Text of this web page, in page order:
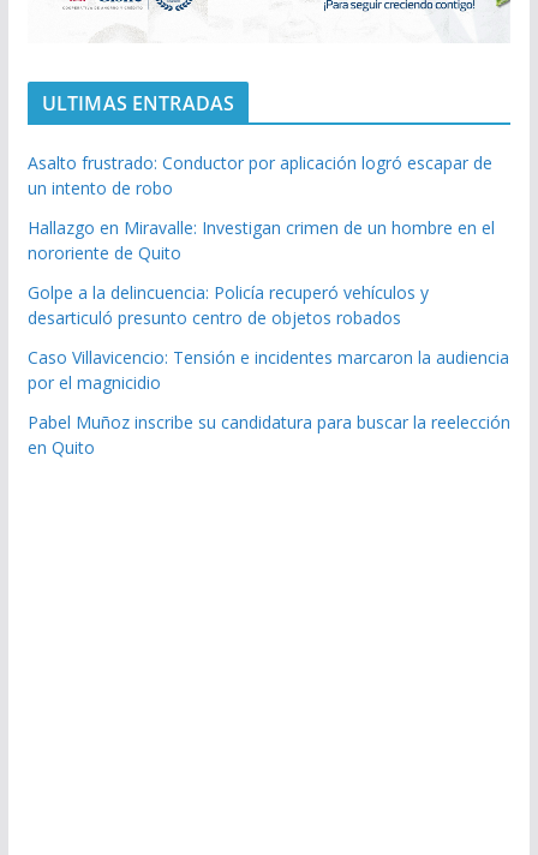
ULTIMAS ENTRADAS
Asalto frustrado: Conductor por aplicación logró escapar de
un intento de robo
Hallazgo en Miravalle: Investigan crimen de un hombre en el
nororiente de Quito
Golpe a la delincuencia: Policía recuperó vehículos y
desarticuló presunto centro de objetos robados
Caso Villavicencio: Tensión e incidentes marcaron la audiencia
por el magnicidio
Pabel Muñoz inscribe su candidatura para buscar la reelección
en Quito